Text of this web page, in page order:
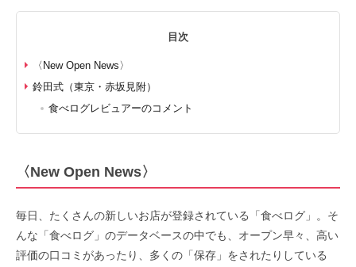
目次
〈New Open News〉
鈴田式（東京・赤坂見附）
食べログレビュアーのコメント
〈New Open News〉
毎日、たくさんの新しいお店が登録されている「食べログ」。そ
んな「食べログ」のデータベースの中でも、オープン早々、高い
評価の口コミがあったり、多くの「保存」をされたりしている